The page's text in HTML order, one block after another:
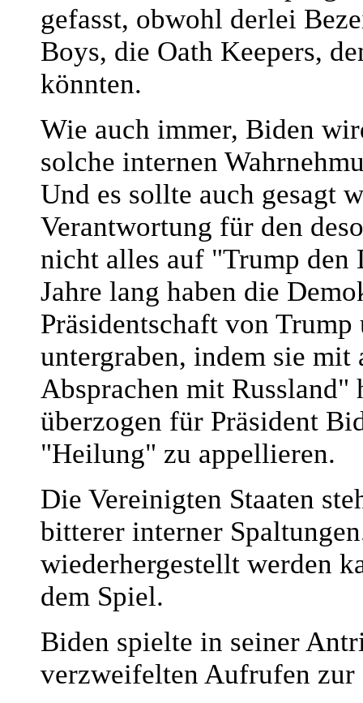
gefasst, obwohl derlei
Boys, die Oath Keepers,
könnten.
Wie auch immer, Biden
solche internen
Und es sollte auch gesagt
Verantwortung für den
nicht alles auf "Trump den
Jahre lang haben die
Präsidentschaft von
untergraben, indem sie mit
Absprachen mit Russland"
überzogen für Präsident
"Heilung" zu appellieren.
Die Vereinigten Staaten
bitterer interner
wiederhergestellt werden
dem Spiel.
Biden spielte in seiner
verzweifelten Aufrufen zur